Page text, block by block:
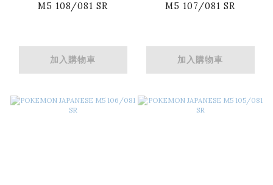
M5 108/081 SR
加入購物車
M5 107/081 SR
加入購物車